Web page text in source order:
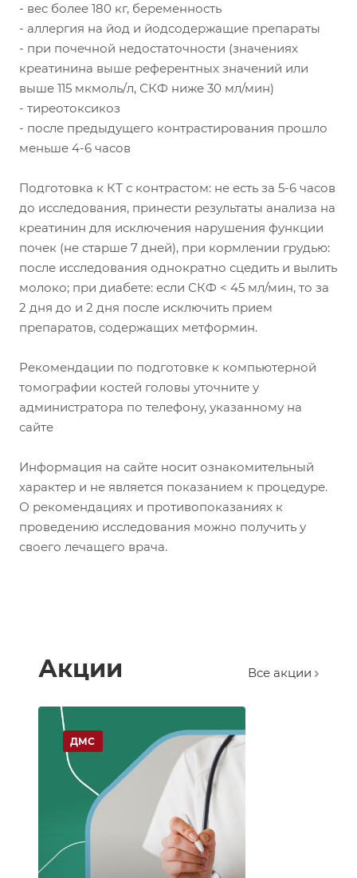
- вес более 180 кг, беременность
- аллергия на йод и йодсодержащие препараты
- при почечной недостаточности (значениях
креатинина выше референтных значений или
выше 115 мкмоль/л, СКФ ниже 30 мл/мин)
- тиреотоксикоз
- после предыдущего контрастирования прошло
меньше 4-6 часов
Подготовка к КТ с контрастом: не есть за 5-6 часов
до исследования, принести результаты анализа на
креатинин для исключения нарушения функции
почек (не старше 7 дней), при кормлении грудью:
после исследования однократно сцедить и вылить
молоко; при диабете: если СКФ < 45 мл/мин, то за
2 дня до и 2 дня после исключить прием
препаратов, содержащих метформин.
Рекомендации по подготовке к компьютерной
томографии костей головы уточните у
администратора по телефону, указанному на
сайте
Информация на сайте носит ознакомительный
характер и не является показанием к процедуре.
О рекомендациях и противопоказаниях к
проведению исследования можно получить у
своего лечащего врача.
Акции Все акции
ДМС